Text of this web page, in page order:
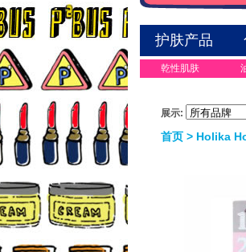
护肤产品
乾性肌肤
展示:
首页 > Holika